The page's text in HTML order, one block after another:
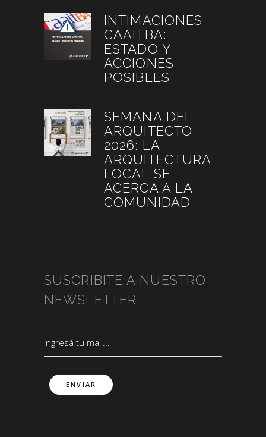
INTIMACIONES
CAAITBA:
ESTADO Y
ACCIONES
POSIBLES
SEMANA DEL
ARQUITECTO
2026: LA
ARQUITECTURA
LOCAL SE
ACERCA A LA
COMUNIDAD
SUSCRIBITE A NUESTRO
NEWSLETTER